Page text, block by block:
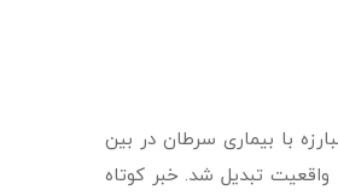
با بیماری سرطان در بین
تبدیل شد. خبر کوتاه